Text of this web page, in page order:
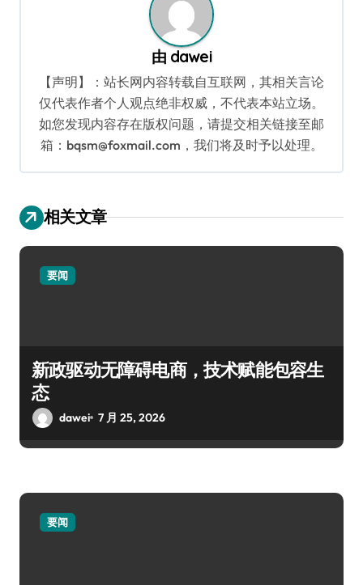
由 dawei
【声明】：站长网内容转载自互联网，其相关言论
仅代表作者个人观点绝非权威，不代表本站立场。
如您发现内容存在版权问题，请提交相关链接至邮
箱：bqsm@foxmail.com，我们将及时予以处理。
相关文章
要闻
新政驱动无障碍电商，技术赋能包容生
态
dawei 7 月 25, 2026
要闻